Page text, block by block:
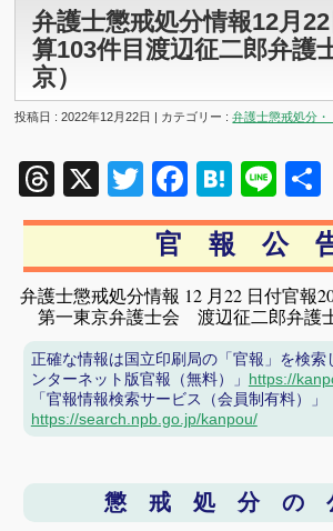
弁護士懲戒処分情報12月
算103件目渡辺征二郎弁護
京）
投稿日 : 2022年12月22日 | カテゴリー :弁護士懲戒処分
Threads
X TwitterFacebook
Hatena
Line
官 報 公
弁護士懲戒処分情報 12 月22 日付官報
第一東京弁護士会 渡辺征二郎弁護
正確な情報は国立印刷局の「官報」を検索
ンターネット版官報（無料）」 https://
「官報情報検索サービス（会員制有料）」
https://search.npb.go.jp/kanpou/
懲 戒 処 分 の